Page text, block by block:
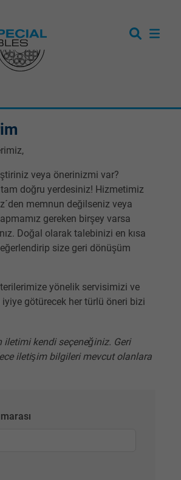
veya önerinizmi var?
doğru yerdesiniz! Hizmetimiz
memnun değilseniz veya
gereken birşey varsa
Doğal olarak talebinizi en kısa
size geri dönüşüm
yönelik servisimizi ve
götürecek her türlü öneri bizi
kendi seçeneğiniz. Geri
iletişim bilgileri mevcut olanlara